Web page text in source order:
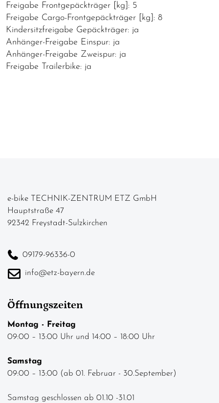
Freigabe Frontgepäckträger [kg]: 5
Freigabe Cargo-Frontgepäckträger [kg]: 8
Kindersitzfreigabe Gepäckträger: ja
Anhänger-Freigabe Einspur: ja
Anhänger-Freigabe Zweispur: ja
Freigabe Trailerbike: ja
e-bike TECHNIK-ZENTRUM ETZ GmbH
Hauptstraße 47
92342 Freystadt-Sulzkirchen
09179-96336-0
info@etz-bayern.de
Öffnungszeiten
Montag - Freitag
09:00 – 13:00 Uhr und 14:00 – 18:00 Uhr
Samstag
09:00 – 13:00 (ab 01. Februar - 30.September)
Samstag geschlossen ab 01.10 -31.01